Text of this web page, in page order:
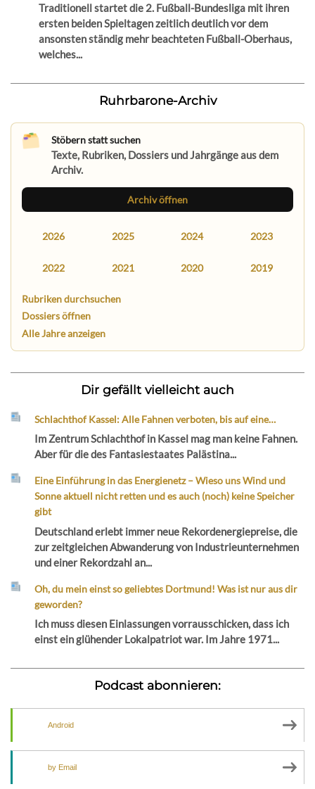
Traditionell startet die 2. Fußball-Bundesliga mit ihren
ersten beiden Spieltagen zeitlich deutlich vor dem
ansonsten ständig mehr beachteten Fußball-Oberhaus,
welches...
Ruhrbarone-Archiv
Stöbern statt suchen
Texte, Rubriken, Dossiers und Jahrgänge aus dem
Archiv.
Archiv öffnen
2026 2025 2024 2023
2022 2021 2020 2019
Rubriken durchsuchen
Dossiers öffnen
Alle Jahre anzeigen
Dir gefällt vielleicht auch
Schlachthof Kassel: Alle Fahnen verboten, bis auf eine…
Im Zentrum Schlachthof in Kassel mag man keine Fahnen.
Aber für die des Fantasiestaates Palästina...
Eine Einführung in das Energienetz – Wieso uns Wind und
Sonne aktuell nicht retten und es auch (noch) keine Speicher
gibt
Deutschland erlebt immer neue Rekordenergiepreise, die
zur zeitgleichen Abwanderung von Industrieunternehmen
und einer Rekordzahl an...
Oh, du mein einst so geliebtes Dortmund! Was ist nur aus dir
geworden?
Ich muss diesen Einlassungen vorrausschicken, dass ich
einst ein glühender Lokalpatriot war. Im Jahre 1971...
Podcast abonnieren:
Android
by Email